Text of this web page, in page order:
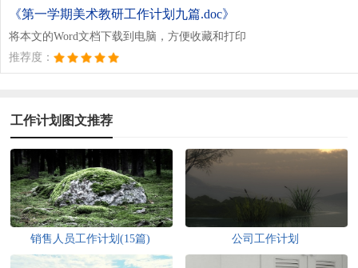
《第一学期美术教研工作计划九篇.doc》
将本文的Word文档下载到电脑，方便收藏和打印
推荐度：
工作计划图文推荐
销售人员工作计划(15篇) 公司工作计划